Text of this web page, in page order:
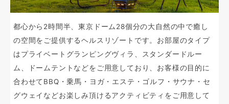
都心から2時間半、東京ドーム28個分の大自然の中で癒し
の空間をご提供するヘルスリゾートです。お部屋のタイプ
はプライベートグランピングヴィラ、スタンダードルー
ム、ドームテントなどをご用意しており、お客様の目的に
合わせてBBQ・乗馬・ヨガ・エステ・ゴルフ・サウナ・セ
グウェイなどお楽しみ頂けるアクティビティをご用意して